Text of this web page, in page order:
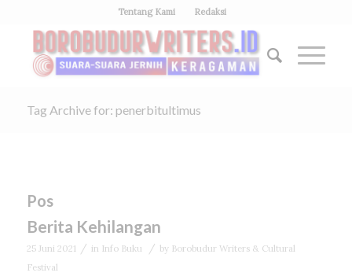
Tentang Kami Redaksi
Tag Archive for: penerbitultimus
Pos
Berita Kehilangan
25 Juni 2021 / in Info Buku / by Borobudur Writers & Cultural
Festival